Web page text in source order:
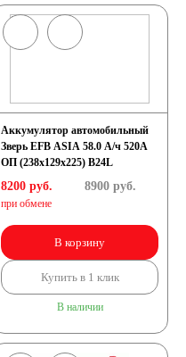
Аккумулятор автомобильный
Зверь EFB ASIA 58.0 А/ч 520А
ОП (238x129x225) B24L
8200 руб.
при обмене
8900руб.
В корзину
Купить в 1 клик
В наличии